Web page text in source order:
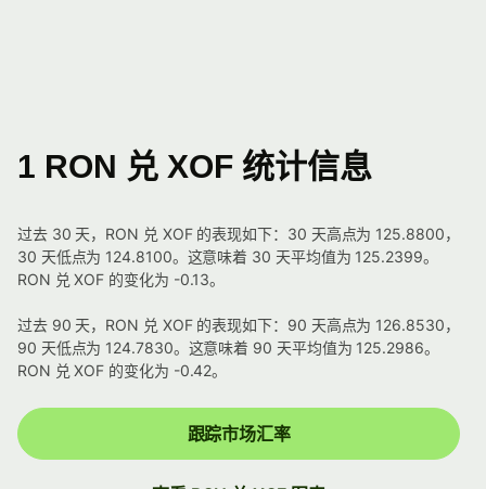
1 RON 兑 XOF 统计信息
过去 30 天，RON 兑 XOF 的表现如下：30 天高点为 125.8800，
30 天低点为 124.8100。这意味着 30 天平均值为 125.2399。
RON 兑 XOF 的变化为 -0.13。
过去 90 天，RON 兑 XOF 的表现如下：90 天高点为 126.8530，
90 天低点为 124.7830。这意味着 90 天平均值为 125.2986。
RON 兑 XOF 的变化为 -0.42。
跟踪市场汇率